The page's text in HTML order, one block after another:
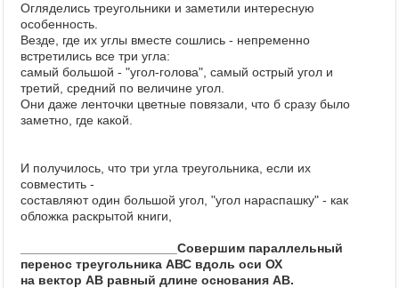
Огляделись треугольники и заметили интересную
особенность.
Везде, где их углы вместе сошлись - непременно
встретились все три угла:
самый большой - "угол-голова", самый острый угол и
третий, средний по величине угол.
Они даже ленточки цветные повязали, что б сразу было
заметно, где какой.
И получилось, что три угла треугольника, если их
совместить -
составляют один большой угол, "угол нараспашку" - как
обложка раскрытой книги,
Совершим параллельный
перенос треугольника АВС вдоль оси ОХ
на вектор АВ равный длине основания АВ.